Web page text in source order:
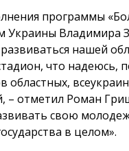
программы
Владимира
нашей
что надеюсь,
– отметил Роман
свою
в целом».